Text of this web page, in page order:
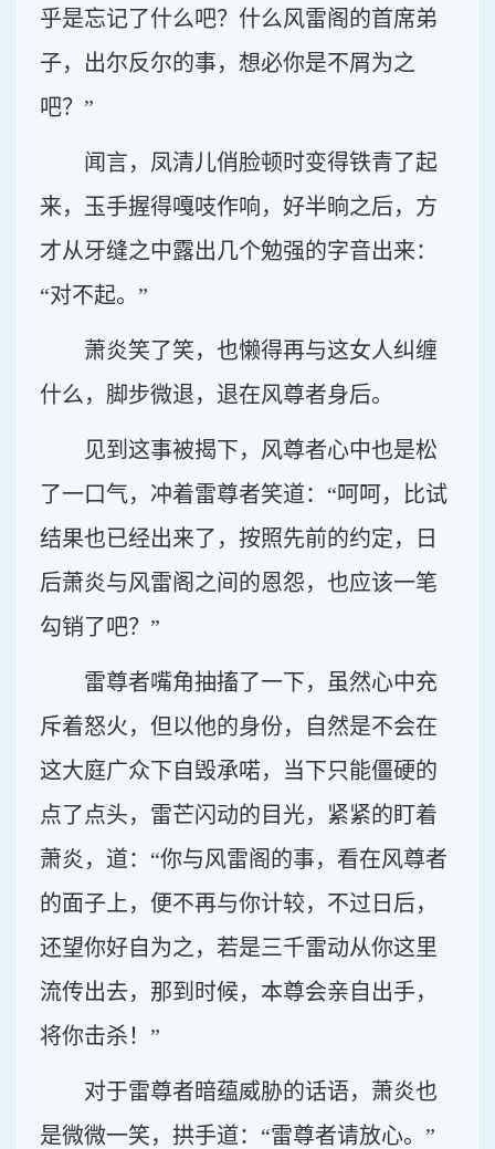
乎是忘记了什么吧？什么风雷阁的首席弟
子，出尔反尔的事，想必你是不屑为之
吧？”
闻言，凤清儿俏脸顿时变得铁青了起
来，玉手握得嘎吱作响，好半晌之后，方
才从牙缝之中露出几个勉强的字音出来：
“对不起。”
萧炎笑了笑，也懒得再与这女人纠缠
什么，脚步微退，退在风尊者身后。
见到这事被揭下，风尊者心中也是松
了一口气，冲着雷尊者笑道：“呵呵，比试
结果也已经出来了，按照先前的约定，日
后萧炎与风雷阁之间的恩怨，也应该一笔
勾销了吧？”
雷尊者嘴角抽搐了一下，虽然心中充
斥着怒火，但以他的身份，自然是不会在
这大庭广众下自毁承喏，当下只能僵硬的
点了点头，雷芒闪动的目光，紧紧的盯着
萧炎，道：“你与风雷阁的事，看在风尊者
的面子上，便不再与你计较，不过日后，
还望你好自为之，若是三千雷动从你这里
流传出去，那到时候，本尊会亲自出手，
将你击杀！”
对于雷尊者暗蕴威胁的话语，萧炎也
是微微一笑，拱手道：“雷尊者请放心。”